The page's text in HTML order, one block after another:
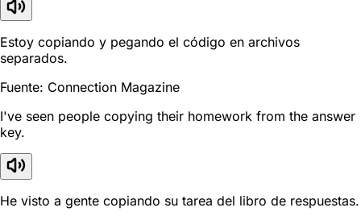
Estoy copiando y pegando el código en archivos
separados.
Fuente: Connection Magazine
I've seen people copying their homework from the answer
key.
He visto a gente copiando su tarea del libro de respuestas.